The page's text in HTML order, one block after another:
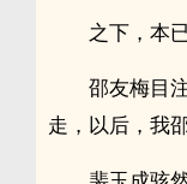
之下，本
邵友梅目
走，以后，我